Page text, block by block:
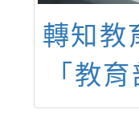
轉知教
「教
性別平